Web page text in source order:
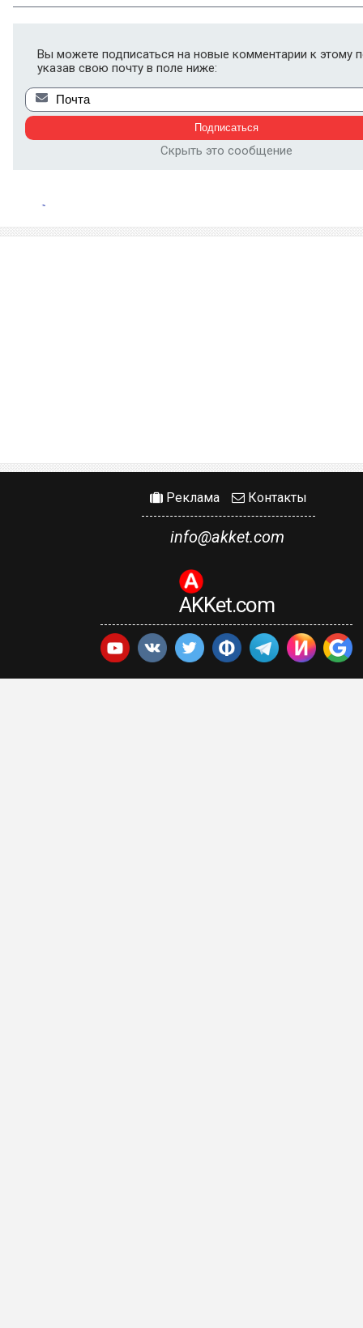
Вы можете подписаться на новые комментарии к этому
указав свою почту в поле ниже:
Скрыть это сообщение
Реклама Контакты
info@akket.com
AKKet.com